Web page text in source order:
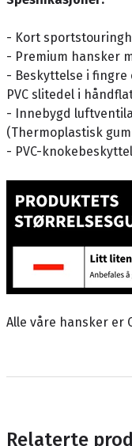
- Kort
- Premium hansker
- Beskyttelse i fingre
PVC slitedel i
- Innebygd
(Thermoplastisk
- PVC-
Alle våre hansker er
Relaterte